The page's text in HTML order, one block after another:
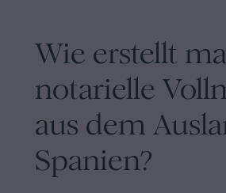
Wie erstellt
notarielle
aus dem
Spanien?